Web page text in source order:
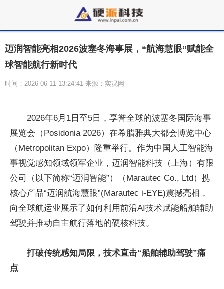
迈润智能亮相2026波塞冬海事展，“航海慧眼”赋能全
球智能航行新时代
时间：2026-06-11 13:24:41 来源：实况网
2026年6月1日至5日，享誉全球的波塞冬国际海事
展览会（Posidonia 2026）在希腊雅典大都会博览中心
（Metropolitan Expo）隆重举行。作为中国人工智能海
事视觉感知领域领军企业，迈润智能科技（上海）有限
公司（以下简称“迈润智能”）（Marautec Co., Ltd）携
核心产品“迈润航海慧眼”(Marautec i-EYE)震撼亮相，
向全球航运业展示了如何利用前沿AI技术赋能船舶辅助
驾驶并推动自主航行落地的硬核科技。
打破传统感知局限，技术直击“船舶辅助驾驶”痛
点